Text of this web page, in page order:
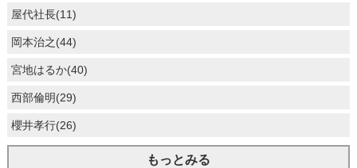
屋代社長(11)
岡本治之(44)
宮地はるか(40)
西部倫明(29)
櫻井孝行(26)
もっとみる